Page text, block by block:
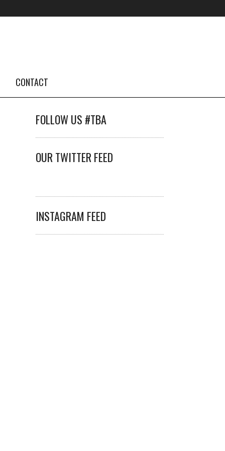
CONTACT
FOLLOW US #TBA
OUR TWITTER FEED
INSTAGRAM FEED